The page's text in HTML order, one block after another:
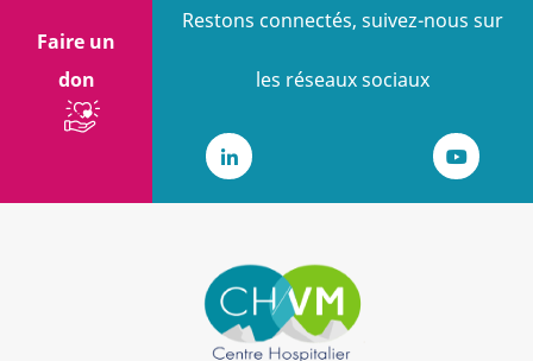
Faire un
don
Restons connectés, suivez-nous sur
les réseaux sociaux
LinkedIn